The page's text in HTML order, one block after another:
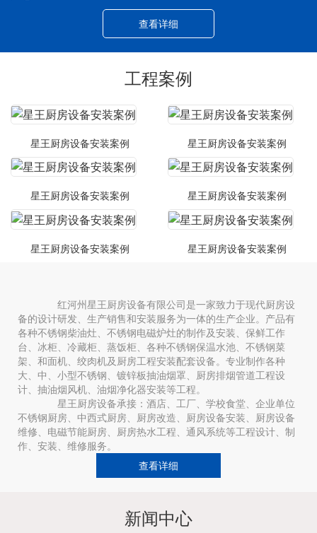
查看详细
工程案例
星王厨房设备安装案例 星王厨房设备安装案例
星王厨房设备安装案例 星王厨房设备安装案例
星王厨房设备安装案例 星王厨房设备安装案例
红河州星王厨房设备有限公司是一家致力于现代厨房设
备的设计研发、生产销售和安装服务为一体的生产企业。产品有
各种不锈钢柴油灶、不锈钢电磁炉灶的制作及安装、保鲜工作
台、冰柜、冷藏柜、蒸饭柜、各种不锈钢保温水池、不锈钢菜
架、和面机、绞肉机及厨房工程安装配套设备。专业制作各种
大、中、小型不锈钢、镀锌板抽油烟罩、厨房排烟管道工程设
计、抽油烟风机、油烟净化器安装等工程。
星王厨房设备承接：酒店、工厂、学校食堂、企业单位
不锈钢厨房、中西式厨房、厨房改造、厨房设备安装、厨房设备
维修、电磁节能厨房、厨房热水工程、通风系统等工程设计、制
作、安装、维修服务。
查看详细
新闻中心